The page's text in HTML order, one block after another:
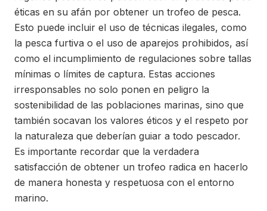
éticas en su afán por obtener un trofeo de pesca.
Esto puede incluir el uso de técnicas ilegales, como
la pesca furtiva o el uso de aparejos prohibidos, así
como el incumplimiento de regulaciones sobre tallas
mínimas o límites de captura. Estas acciones
irresponsables no solo ponen en peligro la
sostenibilidad de las poblaciones marinas, sino que
también socavan los valores éticos y el respeto por
la naturaleza que deberían guiar a todo pescador.
Es importante recordar que la verdadera
satisfacción de obtener un trofeo radica en hacerlo
de manera honesta y respetuosa con el entorno
marino.